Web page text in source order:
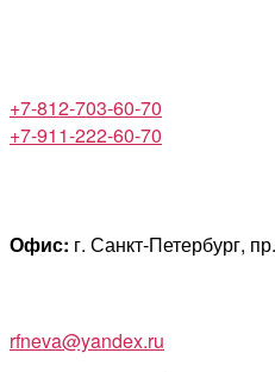
+7-812-703-60-70
+7-911-222-60-70
Офис: г. Санкт-Петербург,
rfneva@yandex.ru